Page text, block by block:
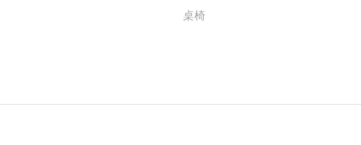
桌椅